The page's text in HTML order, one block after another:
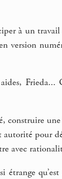
à un
version
Frieda...
construire
pour
avec